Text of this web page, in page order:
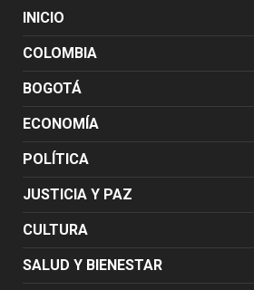
INICIO
COLOMBIA
BOGOTÁ
ECONOMÍA
POLÍTICA
JUSTICIA Y PAZ
CULTURA
SALUD Y BIENESTAR